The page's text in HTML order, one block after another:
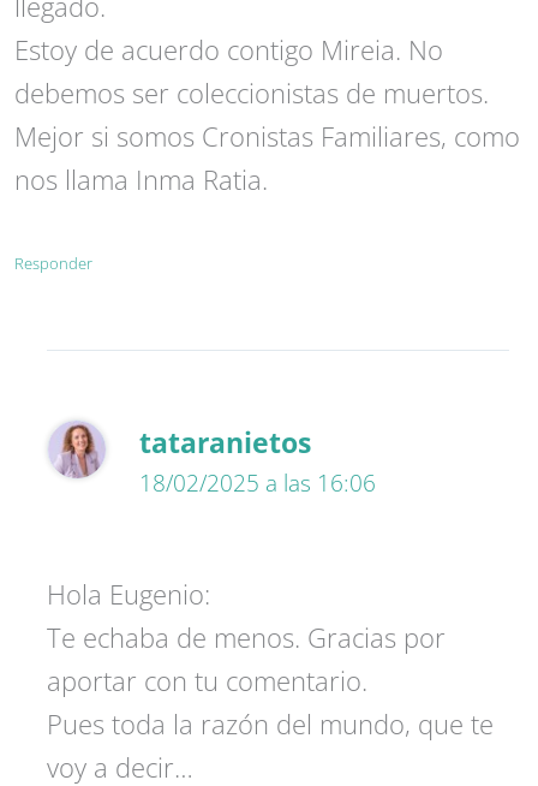
Estoy de acuerdo contigo Mireia. No
debemos ser coleccionistas de muertos.
Mejor si somos Cronistas Familiares, como
nos llama Inma Ratia.
Responder
tataranietos
18/02/2025 a las 16:06
Hola Eugenio:
Te echaba de menos. Gracias por
aportar con tu comentario.
Pues toda la razón del mundo, que te
voy a decir…